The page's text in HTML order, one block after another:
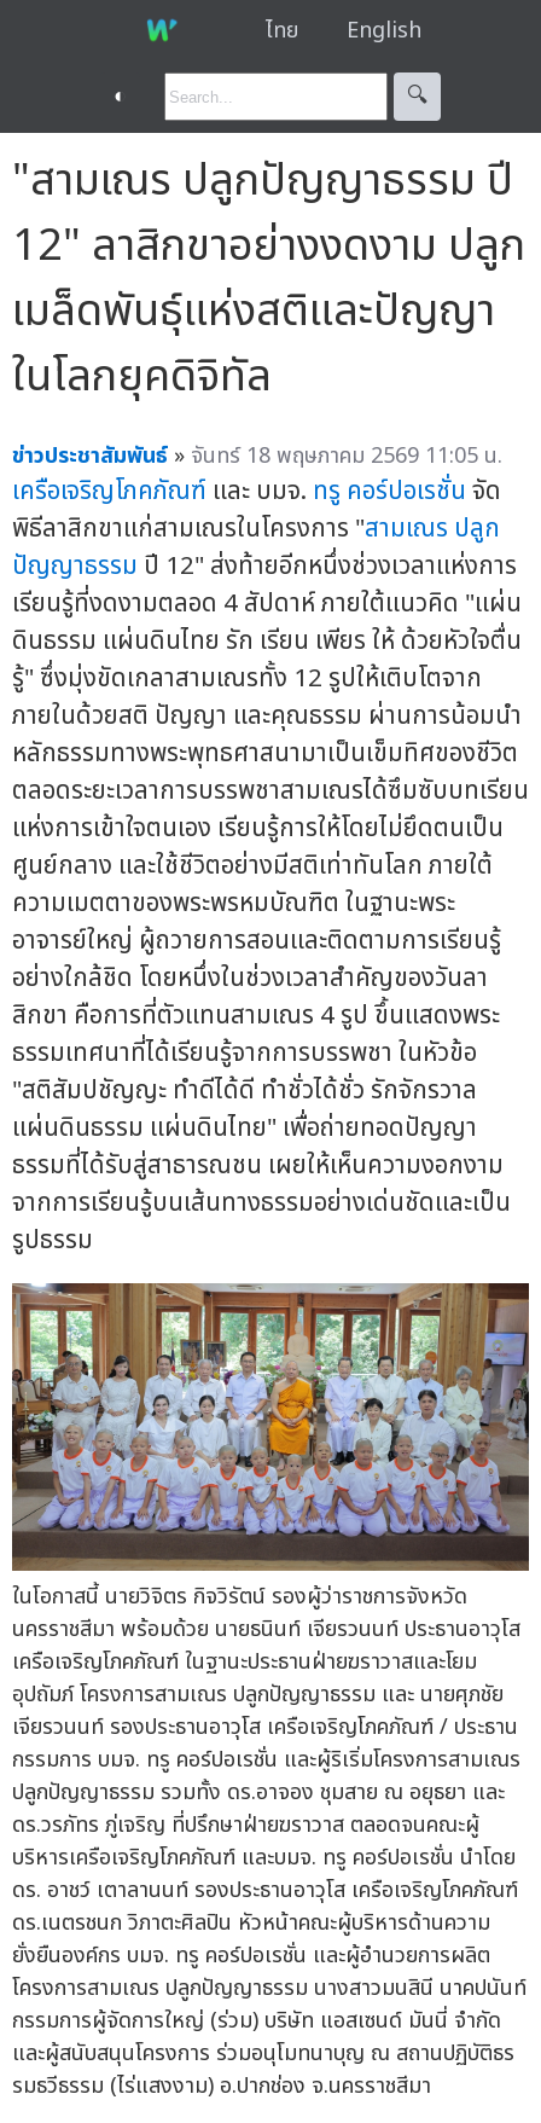
ไทย English
◐ 🔍︎
"สามเณร ปลูกปัญญาธรรม ปี
12" ลาสิกขาอย่างงดงาม ปลูก
เมล็ดพันธุ์แห่งสติและปัญญา
ในโลกยุคดิจิทัล
ข่าวประชาสัมพันธ์ » จันทร์ 18 พฤษภาคม 2569 11:05 น.
เครือเจริญโภคภัณฑ์ และ บมจ. ทรู คอร์ปอเรชั่น จัด
พิธีลาสิกขาแก่สามเณรในโครงการ "สามเณร ปลูก
ปัญญาธรรม ปี 12" ส่งท้ายอีกหนึ่งช่วงเวลาแห่งการ
เรียนรู้ที่งดงามตลอด 4 สัปดาห์ ภายใต้แนวคิด "แผ่น
ดินธรรม แผ่นดินไทย รัก เรียน เพียร ให้ ด้วยหัวใจตื่น
รู้" ซึ่งมุ่งขัดเกลาสามเณรทั้ง 12 รูปให้เติบโตจาก
ภายในด้วยสติ ปัญญา และคุณธรรม ผ่านการน้อมนำ
หลักธรรมทางพระพุทธศาสนามาเป็นเข็มทิศของชีวิต
ตลอดระยะเวลาการบรรพชาสามเณรได้ซึมซับบทเรียน
แห่งการเข้าใจตนเอง เรียนรู้การให้โดยไม่ยึดตนเป็น
ศูนย์กลาง และใช้ชีวิตอย่างมีสติเท่าทันโลก ภายใต้
ความเมตตาของพระพรหมบัณฑิต ในฐานะพระ
อาจารย์ใหญ่ ผู้ถวายการสอนและติดตามการเรียนรู้
อย่างใกล้ชิด โดยหนึ่งในช่วงเวลาสำคัญของวันลา
สิกขา คือการที่ตัวแทนสามเณร 4 รูป ขึ้นแสดงพระ
ธรรมเทศนาที่ได้เรียนรู้จากการบรรพชา ในหัวข้อ
"สติสัมปชัญญะ ทำดีได้ดี ทำชั่วได้ชั่ว รักจักรวาล
แผ่นดินธรรม แผ่นดินไทย" เพื่อถ่ายทอดปัญญา
ธรรมที่ได้รับสู่สาธารณชน เผยให้เห็นความงอกงาม
จากการเรียนรู้บนเส้นทางธรรมอย่างเด่นชัดและเป็น
รูปธรรม
ในโอกาสนี้ นายวิจิตร กิจวิรัตน์ รองผู้ว่าราชการจังหวัด
นครราชสีมา พร้อมด้วย นายธนินท์ เจียรวนนท์ ประธานอาวุโส
เครือเจริญโภคภัณฑ์ ในฐานะประธานฝ่ายฆราวาสและโยม
อุปถัมภ์ โครงการสามเณร ปลูกปัญญาธรรม และ นายศุภชัย
เจียรวนนท์ รองประธานอาวุโส เครือเจริญโภคภัณฑ์ / ประธาน
กรรมการ บมจ. ทรู คอร์ปอเรชั่น และผู้ริเริ่มโครงการสามเณร
ปลูกปัญญาธรรม รวมทั้ง ดร.อาจอง ชุมสาย ณ อยุธยา และ
ดร.วรภัทร ภู่เจริญ ที่ปรึกษาฝ่ายฆราวาส ตลอดจนคณะผู้
บริหารเครือเจริญโภคภัณฑ์ และบมจ. ทรู คอร์ปอเรชั่น นำโดย
ดร. อาชว์ เตาลานนท์ รองประธานอาวุโส เครือเจริญโภคภัณฑ์
ดร.เนตรชนก วิภาตะศิลปิน หัวหน้าคณะผู้บริหารด้านความ
ยั่งยืนองค์กร บมจ. ทรู คอร์ปอเรชั่น และผู้อำนวยการผลิต
โครงการสามเณร ปลูกปัญญาธรรม นางสาวมนสินี นาคปนันท์
กรรมการผู้จัดการใหญ่ (ร่วม) บริษัท แอสเซนด์ มันนี่ จำกัด
และผู้สนับสนุนโครงการ ร่วมอนุโมทนาบุญ ณ สถานปฏิบัติธร
รมธวีธรรม (ไร่แสงงาม) อ.ปากช่อง จ.นครราชสีมา